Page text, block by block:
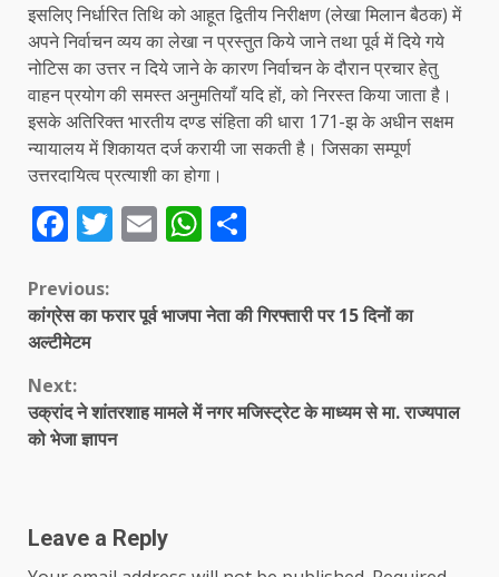
इसलिए निर्धारित तिथि को आहूत द्वितीय निरीक्षण (लेखा मिलान बैठक) में
अपने निर्वाचन व्यय का लेखा न प्रस्तुत किये जाने तथा पूर्व में दिये गये
नोटिस का उत्तर न दिये जाने के कारण निर्वाचन के दौरान प्रचार हेतु
वाहन प्रयोग की समस्त अनुमतियाँ यदि हों, को निरस्त किया जाता है।
इसके अतिरिक्त भारतीय दण्ड संहिता की धारा 171-झ के अधीन सक्षम
न्यायालय में शिकायत दर्ज करायी जा सकती है। जिसका सम्पूर्ण
उत्तरदायित्व प्रत्याशी का होगा।
Facebook
Twitter
EmailWhatsApp
Continue
Reading
Previous:
कांग्रेस का फरार पूर्व भाजपा नेता की गिरफ्तारी पर 15 दिनों का
अल्टीमेटम
Next:
उक्रांद ने शांतरशाह मामले में नगर मजिस्ट्रेट के माध्यम से मा. राज्यपाल
को भेजा ज्ञापन
Leave a Reply